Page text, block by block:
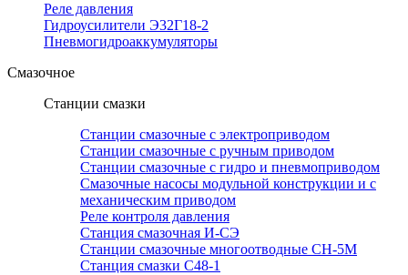
Реле давления
Гидроусилители Э32Г18-2
Пневмогидроаккумуляторы
Смазочное
Станции смазки
Станции смазочные с электроприводом
Станции смазочные с ручным приводом
Станции смазочные с гидро и пневмоприводом
Смазочные насосы модульной конструкции и с
механическим приводом
Реле контроля давления
Станция смазочная И-СЭ
Станции смазочные многоотводные СН-5М
Станция смазки С48-1